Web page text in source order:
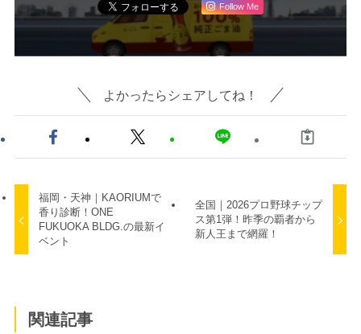
Follow Me
よかったらシェアしてね！
福岡・天神｜KAORIUMで
香り診断！ONE
FUKUOKA BLDG.の最新イ
ベント
全国｜2026プロ野球チップ
ス第1弾！昨季の覇者から
新人王まで網羅！
関連記事